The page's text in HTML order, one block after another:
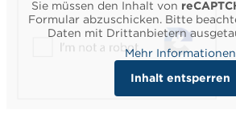
Sie müssen den Inhalt von
Formular abzuschicken. Bitte
Daten mit Drittanbietern
Mehr Informationen
Inhalt entsperren